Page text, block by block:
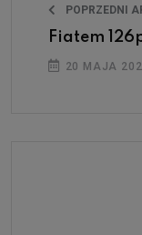
POPRZEDNI
Fiatem
20 MAJA